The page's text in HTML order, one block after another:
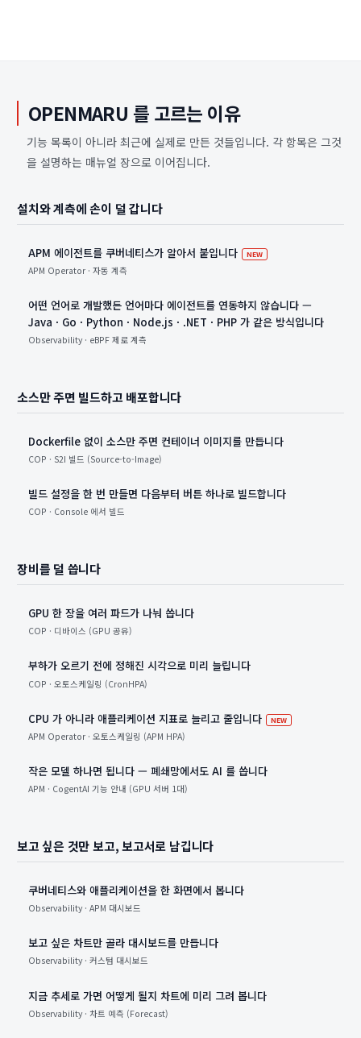
OPENMARU 를 고르는 이유
기능 목록이 아니라 최근에 실제로 만든 것들입니다. 각 항목은 그것
을 설명하는 매뉴얼 장으로 이어집니다.
설치와 계측에 손이 덜 갑니다
APM 에이전트를 쿠버네티스가 알아서 붙입니다 NEW새 항목
APM Operator · 자동 계측
어떤 언어로 개발했든 언어마다 에이전트를 연동하지 않습니다 —
Java · Go · Python · Node.js · .NET · PHP 가 같은 방식입니다
Observability · eBPF 제로 계측
소스만 주면 빌드하고 배포합니다
Dockerfile 없이 소스만 주면 컨테이너 이미지를 만듭니다
COP · S2I 빌드 (Source-to-Image)
빌드 설정을 한 번 만들면 다음부터 버튼 하나로 빌드합니다
COP · Console 에서 빌드
장비를 덜 씁니다
GPU 한 장을 여러 파드가 나눠 씁니다
COP · 디바이스 (GPU 공유)
부하가 오르기 전에 정해진 시각으로 미리 늘립니다
COP · 오토스케일링 (CronHPA)
CPU 가 아니라 애플리케이션 지표로 늘리고 줄입니다 NEW새 항목
APM Operator · 오토스케일링 (APM HPA)
작은 모델 하나면 됩니다 — 폐쇄망에서도 AI 를 씁니다
APM · CogentAI 기능 안내 (GPU 서버 1대)
보고 싶은 것만 보고, 보고서로 남깁니다
쿠버네티스와 애플리케이션을 한 화면에서 봅니다
Observability · APM 대시보드
보고 싶은 차트만 골라 대시보드를 만듭니다
Observability · 커스텀 대시보드
지금 추세로 가면 어떻게 될지 차트에 미리 그려 봅니다
Observability · 차트 예측 (Forecast)